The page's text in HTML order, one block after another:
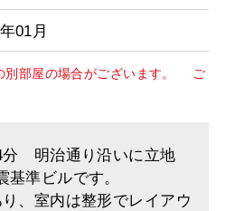
01月
別部屋の場合がございます。 ご
分 明治通り沿いに立地
準ビルです。
、室内は整形でレイアウ